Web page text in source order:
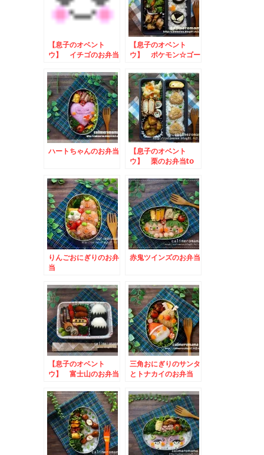
【息子のオベント
ウ】 イチゴのお弁当
【息子のオベント
ウ】 ポケモン☆ゴー
ハートちゃんのお弁当
【息子のオベント
ウ】 栗のお弁当to
入賞させていただきま
した！
りんごおにぎりのお弁
当
赤鬼ツインズのお弁当
【息子のオベント
ウ】 富士山のお弁当
三角おにぎりのサンタ
とトナカイのお弁当